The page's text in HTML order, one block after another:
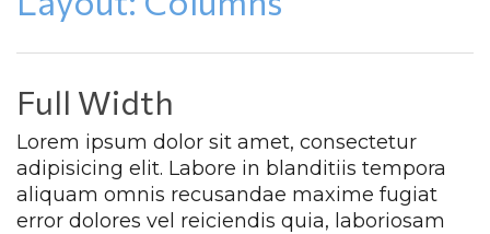
Full Width
Lorem ipsum dolor sit amet, consectetur
adipisicing elit. Labore in blanditiis tempora
aliquam omnis recusandae maxime fugiat
error dolores vel reiciendis quia, laboriosam